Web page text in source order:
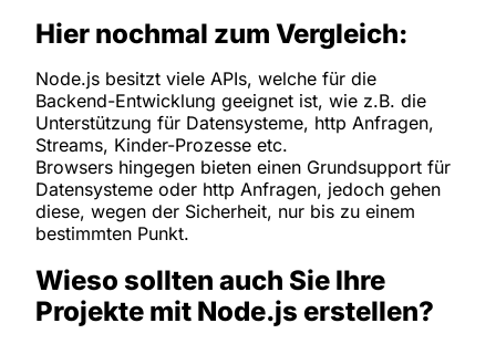
Hier nochmal zum Vergleich:
Node.js besitzt viele APIs, welche für die
Backend-Entwicklung geeignet ist, wie z.B. die
Unterstützung für Datensysteme, http Anfragen,
Streams, Kinder-Prozesse etc.
Browsers hingegen bieten einen Grundsupport für
Datensysteme oder http Anfragen, jedoch gehen
diese, wegen der Sicherheit, nur bis zu einem
bestimmten Punkt.
Wieso sollten auch Sie Ihre
Projekte mit Node.js erstellen?